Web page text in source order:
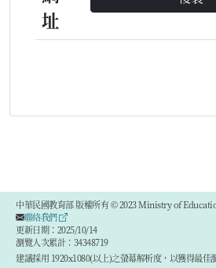
址
中華民國教育部 版權所有 © 2023 Ministry of
聯絡我們
更新日期：2025/10/14
瀏覽人次累計：34348719
建議採用 1920x1080(以上)之螢幕解析度，以獲得最佳